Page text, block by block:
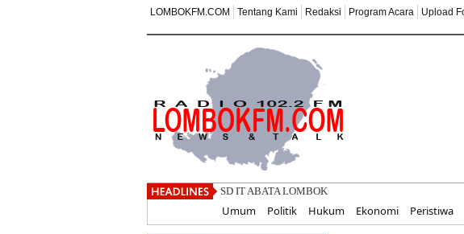
LOMBOKFM.COM Tentang Kami Redaksi Program Acara Upload
SD IT ABATA LOMBOK II Tanamkan Nilai
Umum Politik Hukum Ekonomi Peristiwa